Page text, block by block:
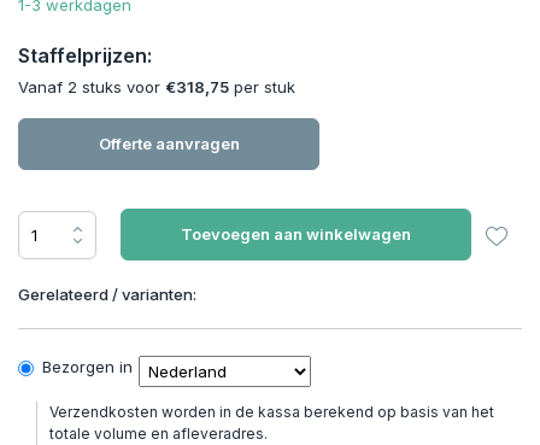
1-3 werkdagen
Staffelprijzen:
Vanaf 2 stuks voor €318,75 per stuk
Offerte aanvragen
Toevoegen aan winkelwagen
Gerelateerd / varianten:
Bezorgen in
Verzendkosten worden in de kassa berekend op basis van het
totale volume en afleveradres.